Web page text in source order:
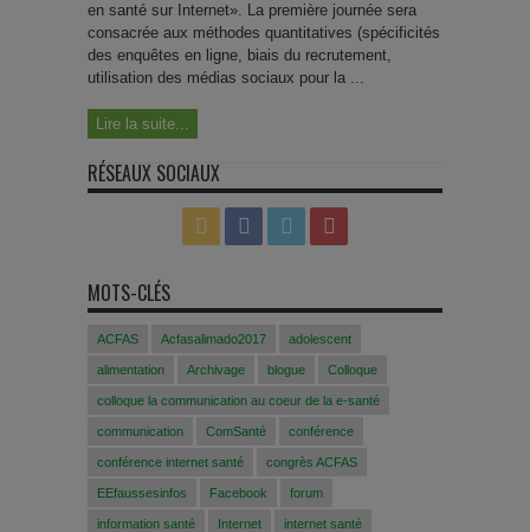
en santé sur Internet». La première journée sera
consacrée aux méthodes quantitatives (spécificités
des enquêtes en ligne, biais du recrutement,
utilisation des médias sociaux pour la ...
Lire la suite...
RÉSEAUX SOCIAUX
MOTS-CLÉS
ACFAS Acfasalimado2017 adolescent
alimentation Archivage blogue Colloque
colloque la communication au coeur de la e-santé
communication ComSanté conférence
conférence internet santé congrès ACFAS
EEfaussesinfos Facebook forum
information santé Internet internet santé